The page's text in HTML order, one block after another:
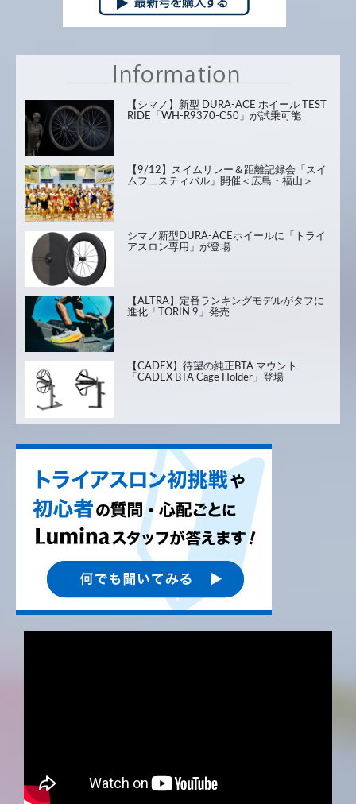
【シマノ】新型 DURA-ACE ホイール TEST
RIDE「WH-R9370-C50」が試乗可能
【9/12】スイムリレー＆距離記録会「スイ
ムフェスティバル」開催＜広島・福山＞
シマノ新型DURA-ACEホイールに「トライ
アスロン専用」が登場
【ALTRA】定番ランキングモデルがタフに
進化「TORIN 9」発売
【CADEX】待望の純正BTA マウント
「CADEX BTA Cage Holder」登場